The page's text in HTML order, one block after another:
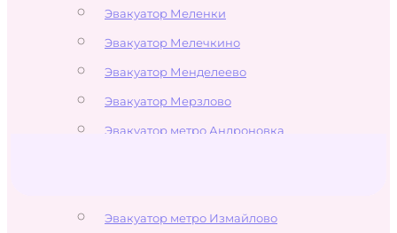
Эвакуатор Меленки
Эвакуатор Мелечкино
Эвакуатор Менделеево
Эвакуатор Мерзлово
Эвакуатор метро Андроновка
Эвакуатор метро Измайлово